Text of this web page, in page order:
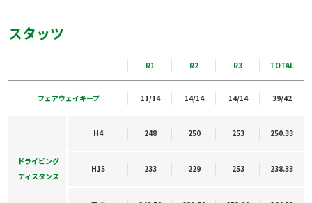
スタッツ
R1 R2 R3 TOTAL
フェアウェイキープ 11/14 14/14 14/14 39/42
ドライビング
ディスタンス
H4 248 250 253 250.33
H15 233 229 253 238.33